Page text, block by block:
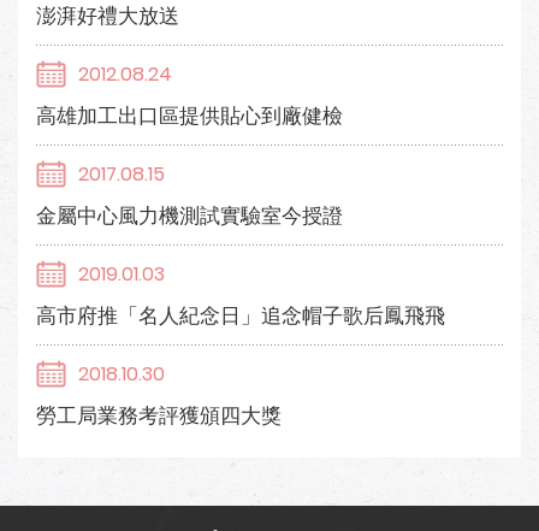
澎湃好禮大放送
2012.08.24
高雄加工出口區提供貼心到廠健檢
2017.08.15
金屬中心風力機測試實驗室今授證
2019.01.03
高市府推「名人紀念日」追念帽子歌后鳳飛飛
2018.10.30
勞工局業務考評獲頒四大獎